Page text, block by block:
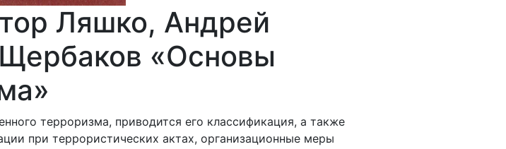
Ляшко, Андрей
«Основы
терроризма, приводится его классификация, а также
при террористических актах, организационные меры